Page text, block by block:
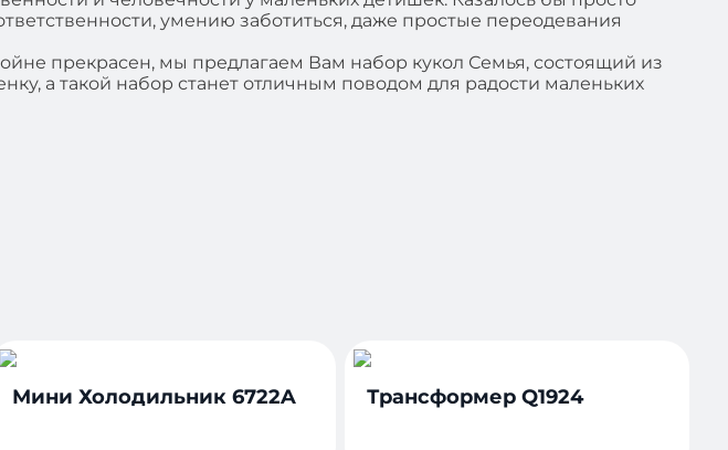
умению заботиться, даже простые переодевания
прекрасен, мы предлагаем Вам набор кукол Семья, состоящий из
а такой набор станет отличным поводом для радости маленьких
Мини Холодильник 6722A Трансформер Q1924